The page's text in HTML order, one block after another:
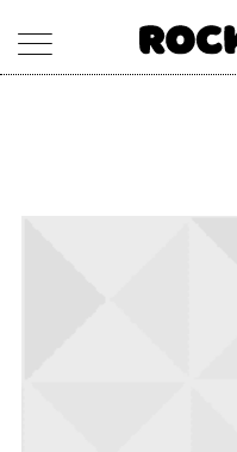
CONCERTI